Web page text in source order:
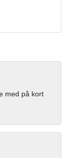
med på kort